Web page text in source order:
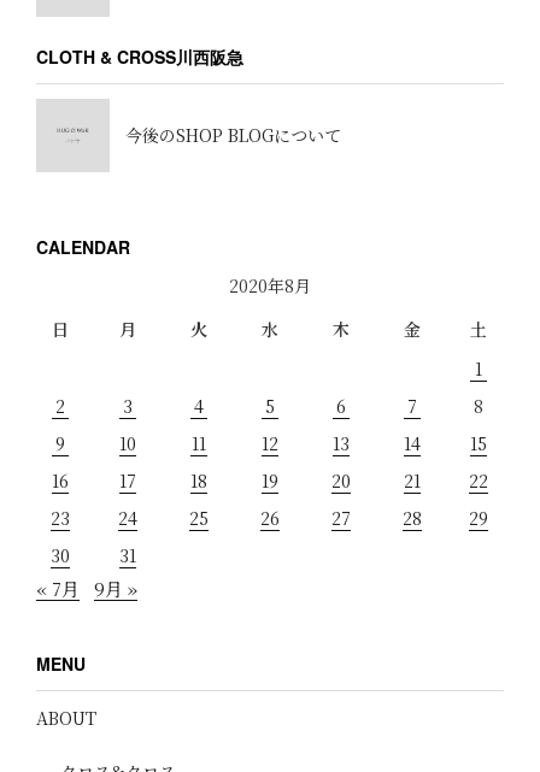
CLOTH & CROSS川西阪急
今後のSHOP BLOGについて
CALENDAR
2020年8月
日
月 火 水 木 金
土
1
2
3 4 5 6 7
8
9
10 11 12 13 14
15
16
17 18 19 20 21
22
23
24 25 26 27 28
29
30
31
« 7月 9月 »
MENU
ABOUT